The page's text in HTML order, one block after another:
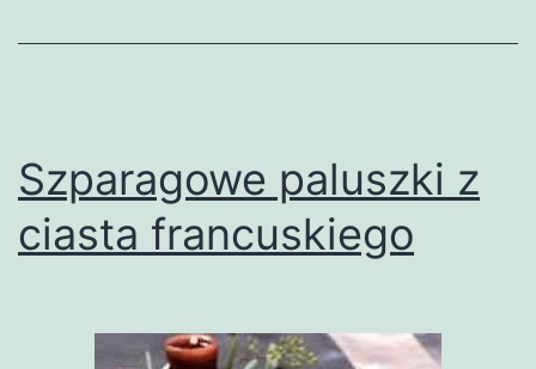
Szparagowe paluszki z
ciasta francuskiego